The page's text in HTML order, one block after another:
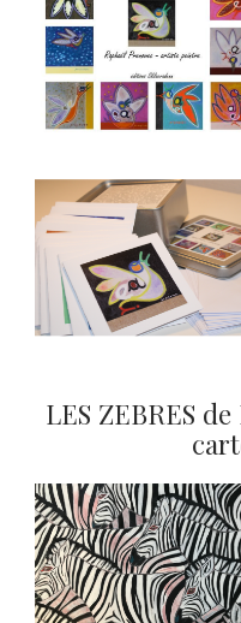
GASPARD
GASPARD ET
TRIO
LES ZEBRES